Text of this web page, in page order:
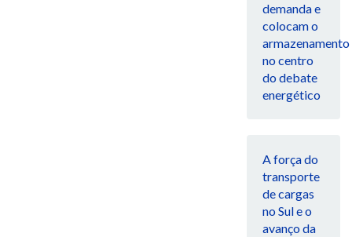
demanda e
colocam o
armazenamento
no centro
do debate
energético
A força do
transporte
de cargas
no Sul e o
avanço da